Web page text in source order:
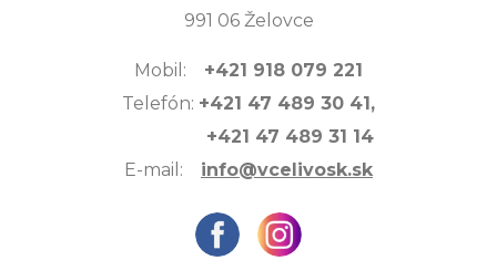
991 06 Želovce
Mobil: +421 918 079 221
Telefón: +421 47 489 30 41,
+421 47 489 31 14
E-mail: info@vcelivosk.sk